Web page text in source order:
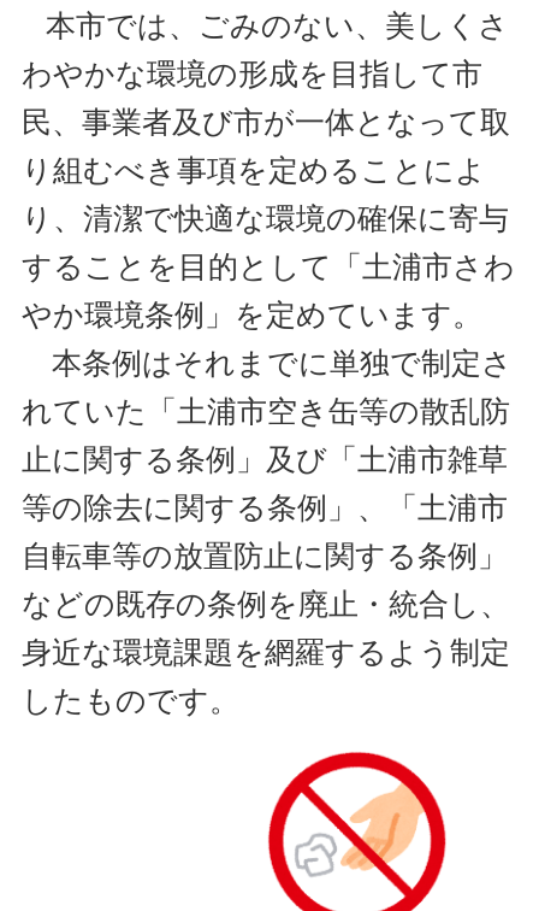
本市では、ごみのない、美しくさ
わやかな環境の形成を目指して市
民、事業者及び市が一体となって取
り組むべき事項を定めることによ
り、清潔で快適な環境の確保に寄与
することを目的として「土浦市さわ
やか環境条例」を定めています。
本条例はそれまでに単独で制定さ
れていた「土浦市空き缶等の散乱防
止に関する条例」及び「土浦市雑草
等の除去に関する条例」、「土浦市
自転車等の放置防止に関する条例」
などの既存の条例を廃止・統合し、
身近な環境課題を網羅するよう制定
したものです。